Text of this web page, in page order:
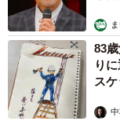
83
り
ス